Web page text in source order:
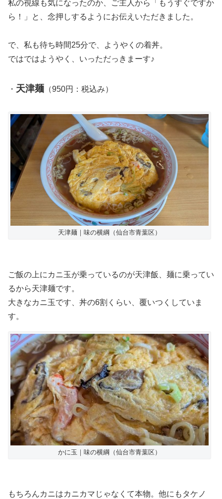
私の視線も気になったのか、ご主人から「もうすぐですか
ら！」と、念押しするようにお伝えいただきました。
で、私も待ち時間25分で、ようやくの着丼。
ではではようやく、いっただっきまーす♪
・ 天津麺 （950円：税込み）
天津麺｜味の横綱（仙台市青葉区）
ご飯の上にカニ玉が乗っているのが天津飯、麺に乗ってい
るから天津麺です。
大きなカニ玉です、丼の6割くらい、覆いつくしていま
す。
かに玉｜味の横綱（仙台市青葉区）
もちろんカニはカニカマじゃなくて本物。他にもタケノ